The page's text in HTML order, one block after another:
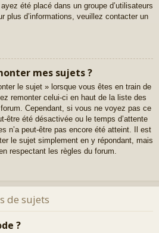
été placé dans un groupe d’utilisateurs
plus d’informations, veuillez contacter un
mes sujets ?
le sujet » lorsque vous êtes en train de
remonter celui-ci en haut de la liste des
Cependant, si vous ne voyez pas ce
être été désactivée ou le temps d’attente
n’a peut-être pas encore été atteint. Il est
le sujet simplement en y répondant, mais
respectant les règles du forum.
de sujets
?